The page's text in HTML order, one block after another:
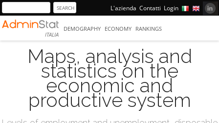
L'azienda Contatti Login
ITALIA
DEMOGRAPHY ECONOMY RANKINGS
Maps, analysis and
statistics on the
economic and
productive system